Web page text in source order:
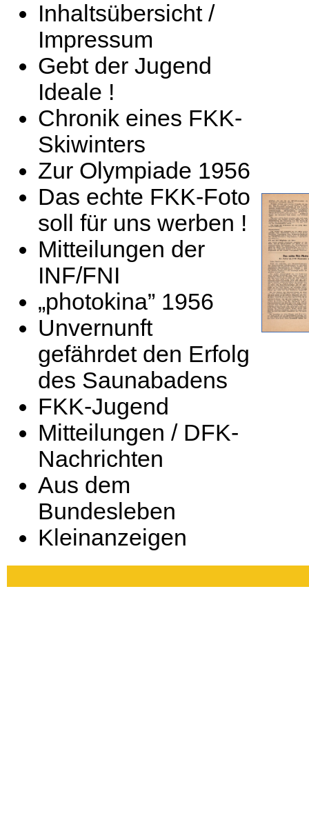
Inhaltsübersicht /
Impressum
Gebt der Jugend
Ideale !
Chronik eines FKK-
Skiwinters
Zur Olympiade 1956
Das echte FKK-Foto
soll für uns werben !
Mitteilungen der
INF/FNI
„photokina” 1956
Unvernunft
gefährdet den Erfolg
des Saunabadens
FKK-Jugend
Mitteilungen / DFK-
Nachrichten
Aus dem
Bundesleben
Kleinanzeigen